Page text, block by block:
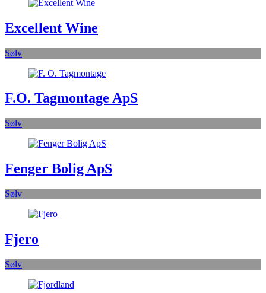
Excellent Wine
Sølv
F.O. Tagmontage ApS
Sølv
Fenger Bolig ApS
Sølv
Fjero
Sølv